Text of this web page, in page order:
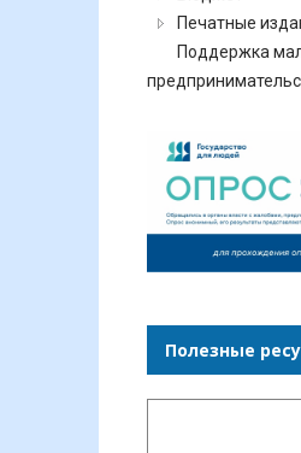
Печатные
Поддержка
Полезные